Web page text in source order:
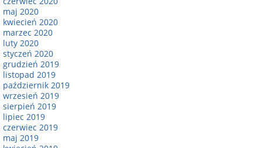
maj 2020
kwiecień 2020
marzec 2020
luty 2020
styczeń 2020
grudzień 2019
listopad 2019
październik 2019
wrzesień 2019
sierpień 2019
lipiec 2019
czerwiec 2019
maj 2019